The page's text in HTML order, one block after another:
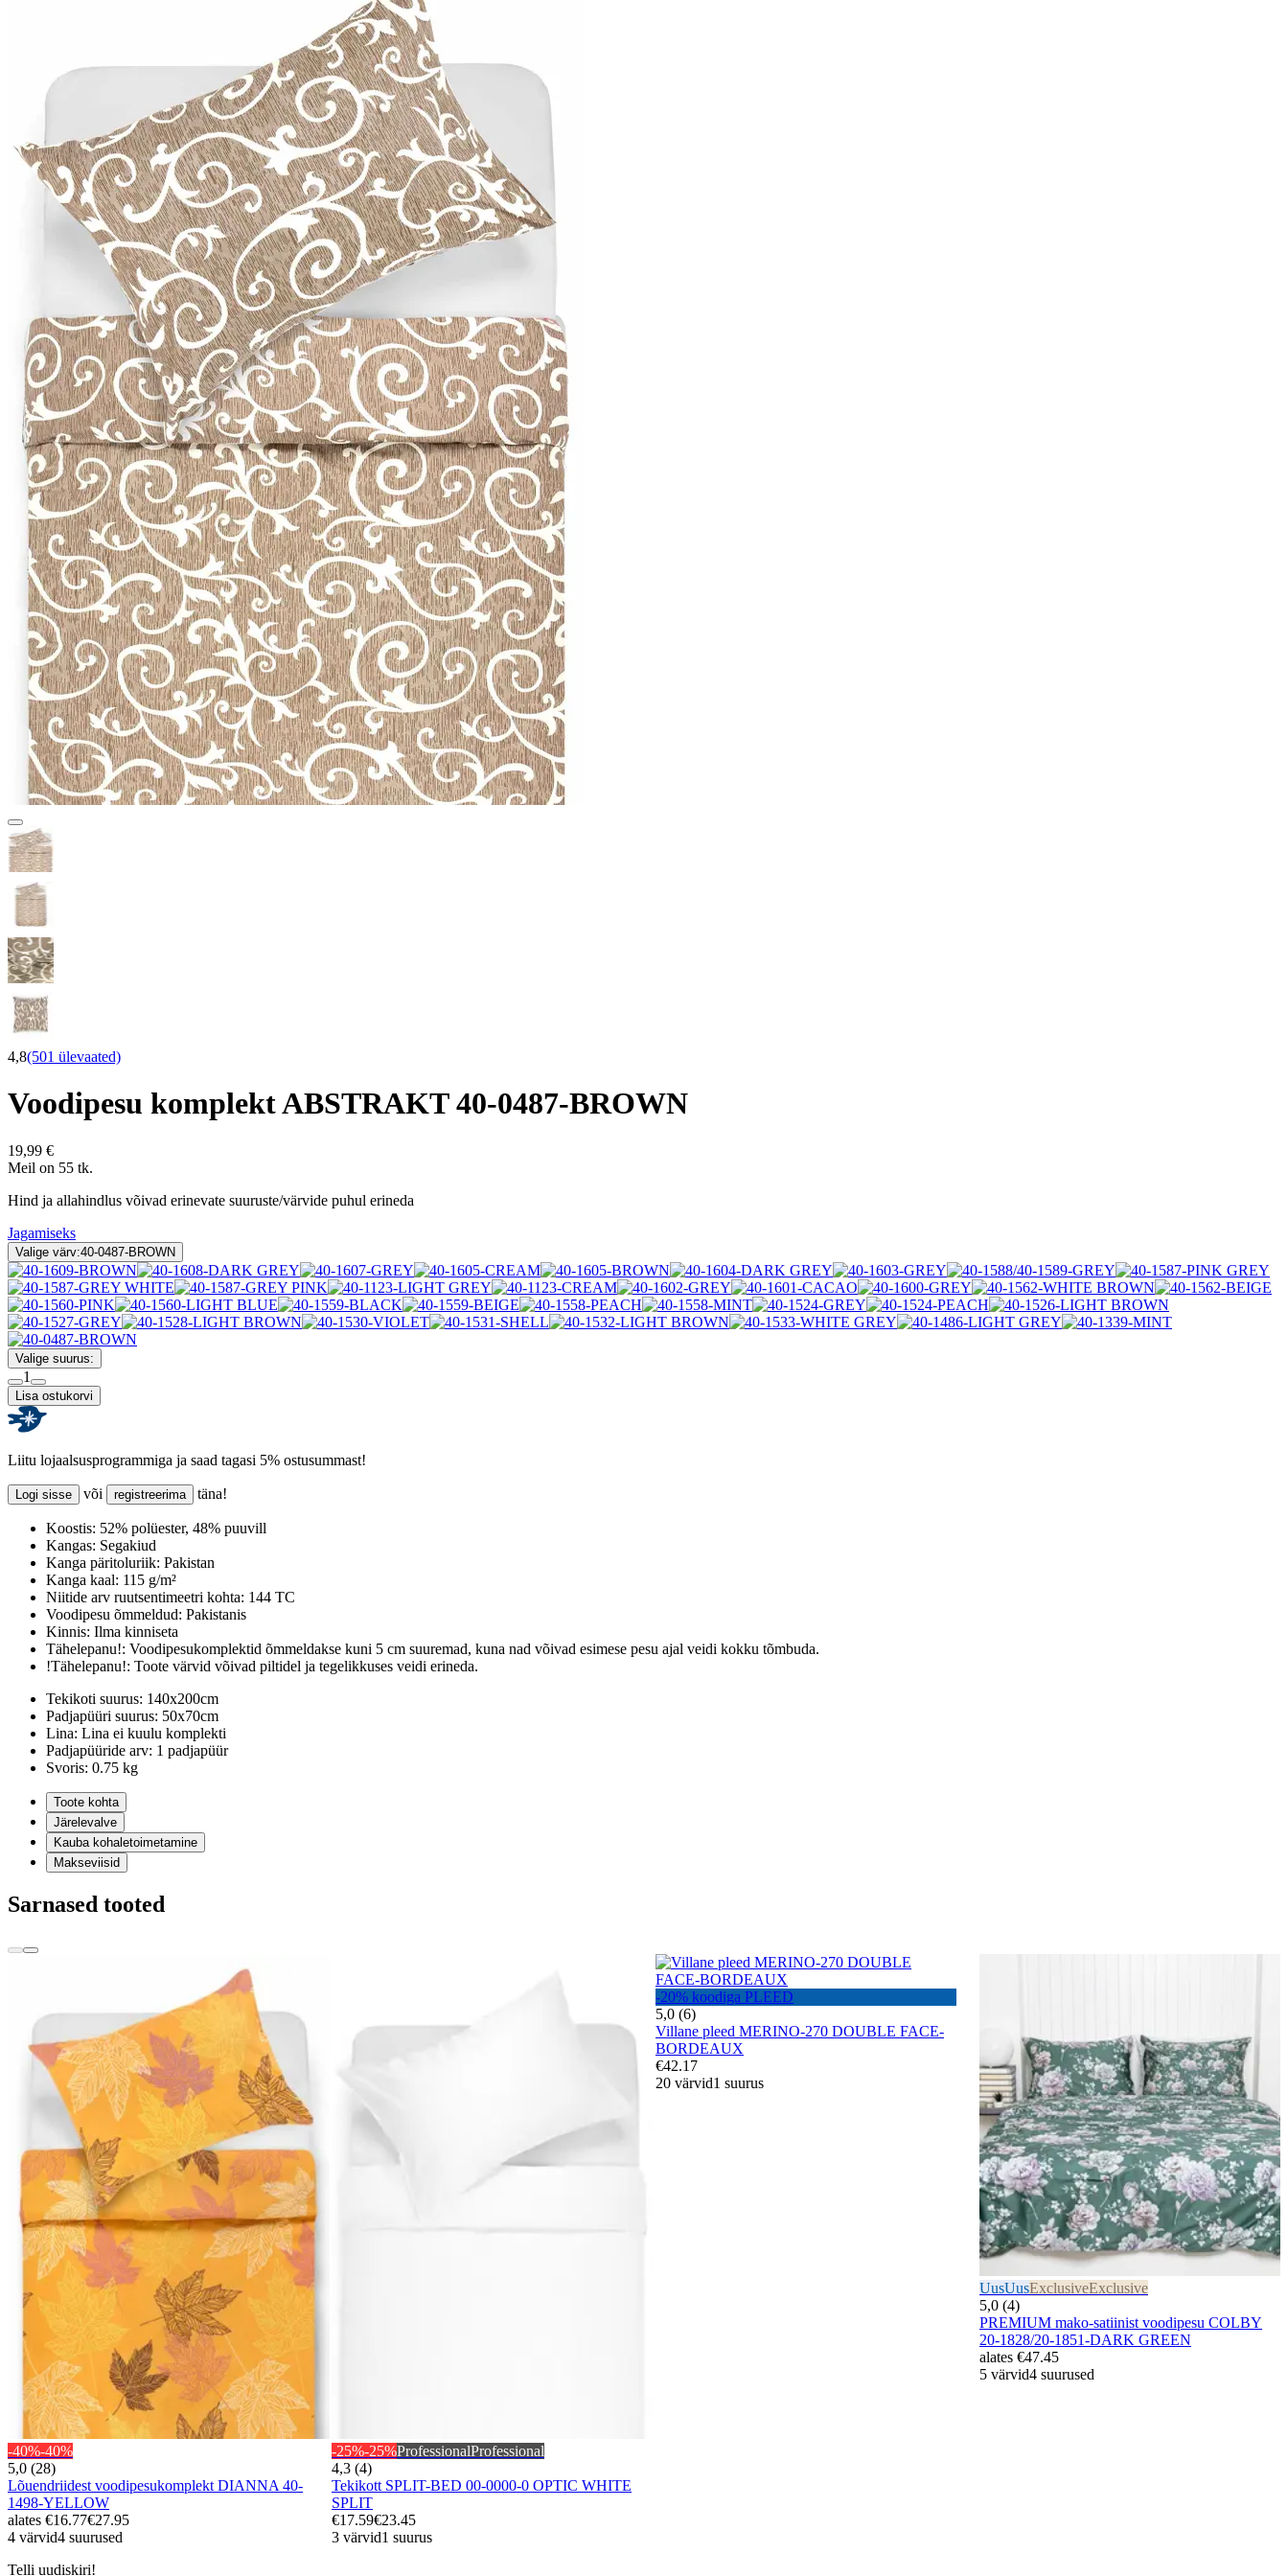
4,8(501 ülevaated)
Voodipesu komplekt ABSTRAKT 40-0487-BROWN
19,99 €
Meil on 55 tk.
Hind ja allahindlus võivad erinevate suuruste/värvide puhul erineda
Jagamiseks
Valige värv:40-0487-BROWN
Valige suurus:
1
Lisa ostukorvi
Liitu lojaalsusprogrammiga ja saad tagasi 5% ostusummast!
Logi sisse või registreerima täna!
Koostis: 52% polüester, 48% puuvill
Kangas: Segakiud
Kanga päritoluriik: Pakistan
Kanga kaal: 115 g/m²
Niitide arv ruutsentimeetri kohta: 144 TC
Voodipesu õmmeldud: Pakistanis
Kinnis: Ilma kinniseta
Tähelepanu!: Voodipesukomplektid õmmeldakse kuni 5 cm suuremad, kuna nad võivad esimese pesu ajal veidi kokku tõmbuda.
!Tähelepanu!: Toote värvid võivad piltidel ja tegelikkuses veidi erineda.
Tekikoti suurus: 140x200cm
Padjapüüri suurus: 50x70cm
Lina: Lina ei kuulu komplekti
Padjapüüride arv: 1 padjapüür
Svoris: 0.75 kg
Toote kohta
Järelevalve
Kauba kohaletoimetamine
Makseviisid
Sarnased tooted
-40%-40%
5,0 (28)
Lõuendriidest voodipesukomplekt DIANNA 40-
1498-YELLOW
alates €16.77€27.95
4 värvid4 suurused
-25%-25%ProfessionalProfessional
4,3 (4)
Tekikott SPLIT-BED 00-0000-0 OPTIC WHITE
SPLIT
€17.59€23.45
3 värvid1 suurus
-20% koodiga PLEED
5,0 (6)
Villane pleed MERINO-270 DOUBLE FACE-
BORDEAUX
€42.17
20 värvid1 suurus
UusUusExclusiveExclusive
5,0 (4)
PREMIUM mako-satiinist voodipesu COLBY
20-1828/20-1851-DARK GREEN
alates €47.45
5 värvid4 suurused
Telli uudiskiri!